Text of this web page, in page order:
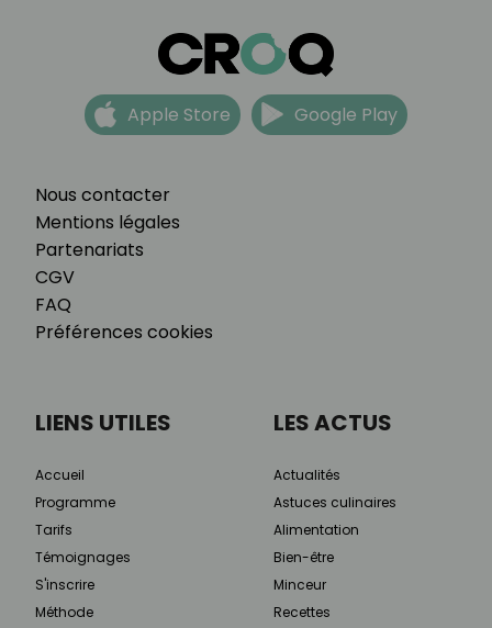
Nous contacter
Mentions légales
Partenariats
CGV
FAQ
Préférences cookies
Apple Store Google Play
LIENS UTILES
Accueil
Programme
Tarifs
Témoignages
S'inscrire
Méthode
LES ACTUS
Actualités
Astuces culinaires
Alimentation
Bien-être
Minceur
Recettes